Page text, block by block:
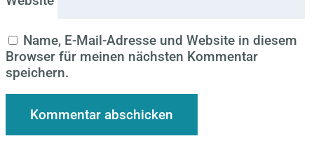
Name, E-Mail-Adresse und Website in diesem
Browser für meinen nächsten Kommentar
speichern.